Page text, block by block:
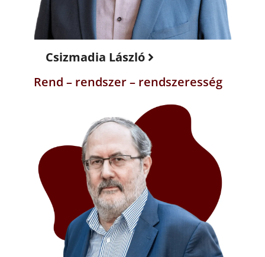
Csizmadia László
Rend – rendszer – rendszeresség